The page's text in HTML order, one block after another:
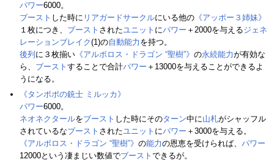
パワー6000。
ブースト した時に リアガードサークルにいる他の 《アッポー３姉妹》
１枚につき、 ブースト されたユニット にパワー ＋2000を与えるジェネ
レーションブレイク(1)の自動能力 を持つ。
後列 に３枚揃い 《アルボロス・ドラゴン “聖樹”》 の永続能力が有効な
ら、 ブースト することで合計パワー ＋13000を与えることができるよ
うになる。
《タンポポの銃士 ミルッカ》
パワー6000。
ネオネクタールをブースト した時にそのターン中に山札がシャッフル
されているなブースト されたユニット にパワー ＋3000を与える。
《アルボロス・ドラゴン “聖樹”》 の能力の恩恵を受けられば、 パワー
12000という凄まじい数値でブースト できるが。